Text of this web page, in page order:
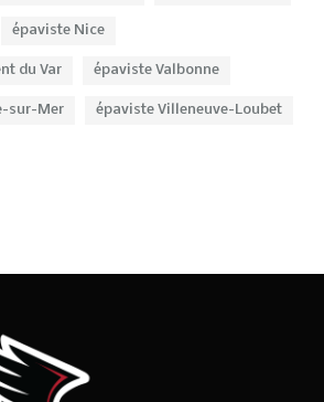
épaviste Nice
du Var épaviste Valbonne
sur-Mer épaviste Villeneuve-Loubet